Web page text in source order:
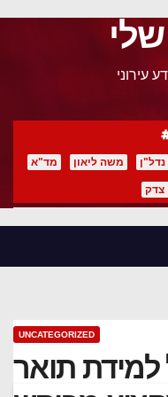
עירוני
נדל"ן משה ליאון מד"א
צדק
UNCATEGORIZED
למידת תואר